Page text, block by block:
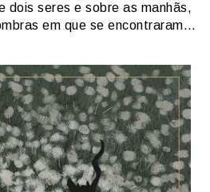
dois seres e sobre as manhãs,
em que se encontraram…